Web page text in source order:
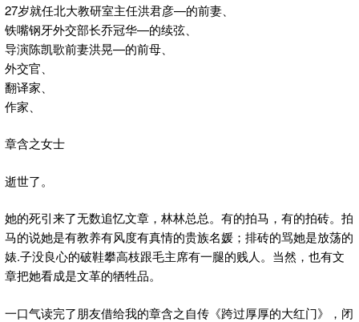
27岁就任北大教研室主任洪君彦—的前妻、
铁嘴钢牙外交部长乔冠华—的续弦、
导演陈凯歌前妻洪晃—的前母、
外交官、
翻译家、
作家、
章含之女士
逝世了。
她的死引来了无数追忆文章，林林总总。有的拍马，有的拍砖。拍
马的说她是有教养有风度有真情的贵族名媛；排砖的骂她是放荡的
婊.子没良心的破鞋攀高枝跟毛主席有一腿的贱人。当然，也有文
章把她看成是文革的牺牲品。
一口气读完了朋友借给我的章含之自传《跨过厚厚的大红门》，闭